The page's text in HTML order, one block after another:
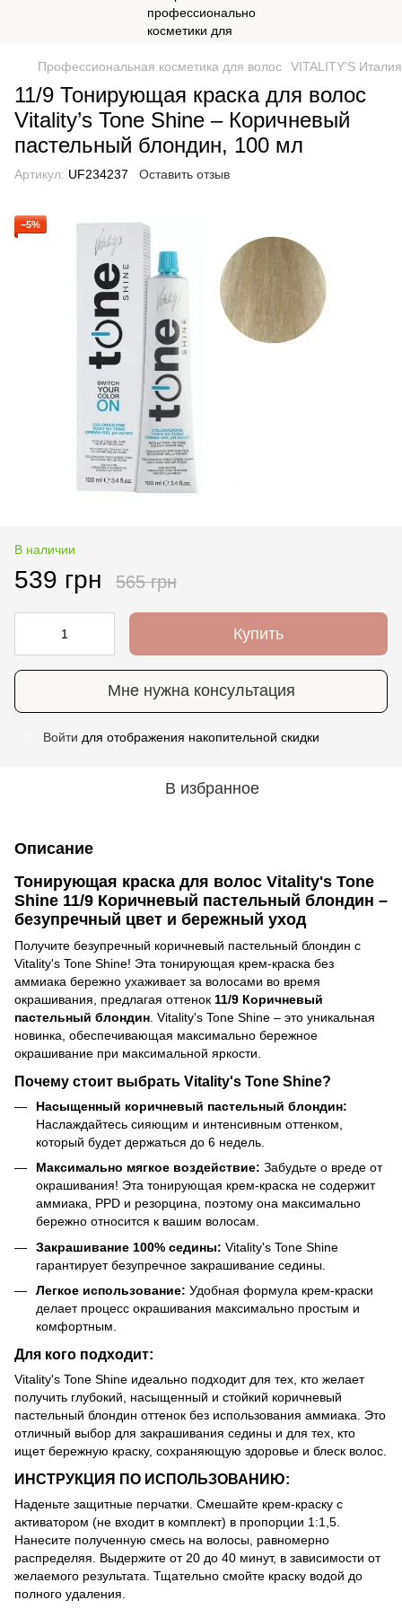
Профессиональная косметика для волос VITALITY'S Италия
11/9 Тонирующая краска для волос
Vitality’s Tone Shine – Коричневый
пастельный блондин, 100 мл
Артикул: UF234237 Оставить отзыв
−5%
В наличии
539 грн 565 грн
Купить
Мне нужна консультация
Войти для отображения накопительной скидки
В избранное
Описание
Тонирующая краска для волос Vitality's Tone
Shine 11/9 Коричневый пастельный блондин –
безупречный цвет и бережный уход
Получите безупречный коричневый пастельный блондин с
Vitality's Tone Shine! Эта тонирующая крем-краска без
аммиака бережно ухаживает за волосами во время
окрашивания, предлагая оттенок 11/9 Коричневый
пастельный блондин . Vitality's Tone Shine – это уникальная
новинка, обеспечивающая максимально бережное
окрашивание при максимальной яркости.
Почему стоит выбрать Vitality's Tone Shine?
Насыщенный коричневый пастельный блондин:
Наслаждайтесь сияющим и интенсивным оттенком,
который будет держаться до 6 недель.
Максимально мягкое воздействие: Забудьте о вреде от
окрашивания! Эта тонирующая крем-краска не содержит
аммиака, PPD и резорцина, поэтому она максимально
бережно относится к вашим волосам.
Закрашивание 100% седины: Vitality's Tone Shine
гарантирует безупречное закрашивание седины.
Легкое использование: Удобная формула крем-краски
делает процесс окрашивания максимально простым и
комфортным.
Для кого подходит:
Vitality's Tone Shine идеально подходит для тех, кто желает
получить глубокий, насыщенный и стойкий коричневый
пастельный блондин оттенок без использования аммиака. Это
отличный выбор для закрашивания седины и для тех, кто
ищет бережную краску, сохраняющую здоровье и блеск волос.
ИНСТРУКЦИЯ ПО ИСПОЛЬЗОВАНИЮ:
Наденьте защитные перчатки. Смешайте крем-краску с
активатором (не входит в комплект) в пропорции 1:1,5.
Нанесите полученную смесь на волосы, равномерно
распределяя. Выдержите от 20 до 40 минут, в зависимости от
желаемого результата. Тщательно смойте краску водой до
полного удаления.